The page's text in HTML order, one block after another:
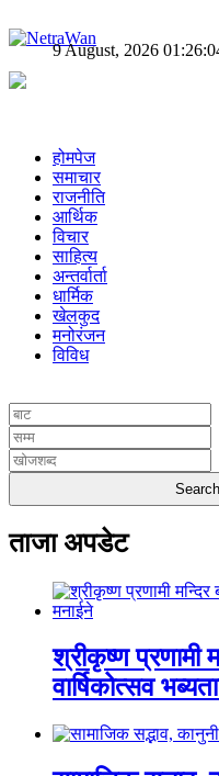
9 August, 2026
होमपेज
समाचार
राजनीति
आर्थिक
विचार
साहित्य
अन्तर्वार्ता
धार्मिक
खेलकुद
मनोरंजन
विविध
ताजा अपडेट
श्रीकृष्ण प्रणामी
वार्षिकोत्सव